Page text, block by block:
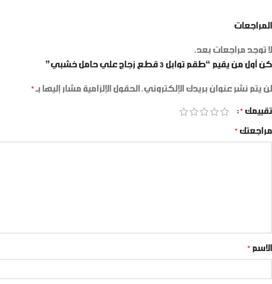
المراجعات
لا توجد مراجعات بعد.
كن أول من يقيم “طقم توابل 3 قطع زجاج علي حامل خشبي”
لن يتم نشر عنوان بريدك الإلكتروني. الحقول الإلزامية مشار إليها بـ *
تقييمك *
مراجعتك *
الاسم *